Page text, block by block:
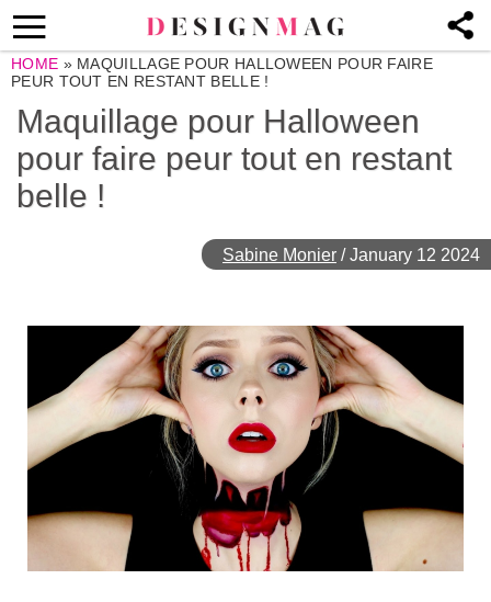
HOME » MAQUILLAGE POUR HALLOWEEN POUR FAIRE
PEUR TOUT EN RESTANT BELLE !
Maquillage pour Halloween
pour faire peur tout en restant
belle !
Sabine Monier /January 12 2024